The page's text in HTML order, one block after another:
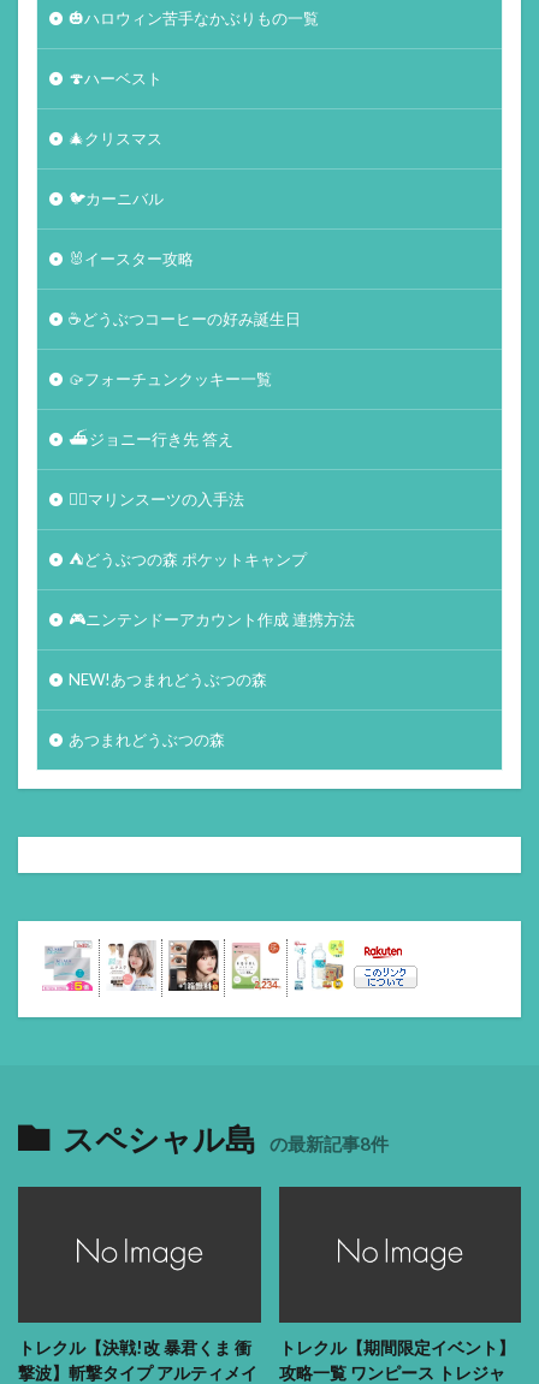
🎃ハロウィン苦手なかぶりもの一覧
🍄ハーベスト
🎄クリスマス
🐦カーニバル
🐰イースター攻略
☕️どうぶつコーヒーの好み誕生日
🥠フォーチュンクッキー一覧
⛴ジョニー行き先 答え
🏄‍♀️マリンスーツの入手法
⛺どうぶつの森 ポケットキャンプ
🎮ニンテンドーアカウント作成 連携方法
NEW!あつまれどうぶつの森
あつまれどうぶつの森
スペシャル島 の最新記事8件
トレクル【決戦!改 暴君くま 衝
撃波】斬撃タイプ アルティメイ
トレクル【期間限定イベント】
攻略一覧 ワンピース トレジャ